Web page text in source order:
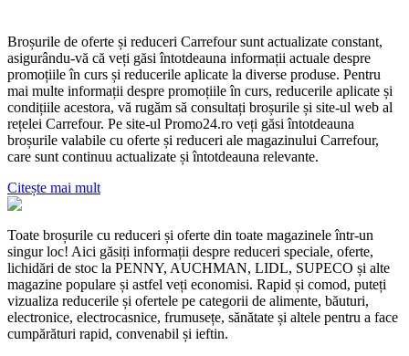
Broșurile de oferte și reduceri Carrefour sunt actualizate constant,
asigurându-vă că veți găsi întotdeauna informații actuale despre
promoțiile în curs și reducerile aplicate la diverse produse. Pentru
mai multe informații despre promoțiile în curs, reducerile aplicate și
condițiile acestora, vă rugăm să consultați broșurile și site-ul web al
rețelei Carrefour. Pe site-ul Promo24.ro veți găsi întotdeauna
broșurile valabile cu oferte și reduceri ale magazinului Carrefour,
care sunt continuu actualizate și întotdeauna relevante.
Citește mai mult
Toate broșurile cu reduceri și oferte din toate magazinele într-un
singur loc! Aici găsiți informații despre reduceri speciale, oferte,
lichidări de stoc la PENNY, AUCHMAN, LIDL, SUPECO și alte
magazine populare și astfel veți economisi. Rapid și comod, puteți
vizualiza reducerile și ofertele pe categorii de alimente, băuturi,
electronice, electrocasnice, frumusețe, sănătate și altele pentru a face
cumpărături rapid, convenabil și ieftin.